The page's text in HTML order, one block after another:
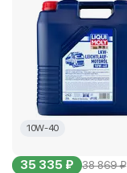
10W-40
35 335 ₽ 38 869 ₽